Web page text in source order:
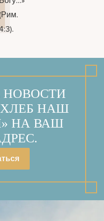
НОВОСТИ
НАШ
НА ВАШ